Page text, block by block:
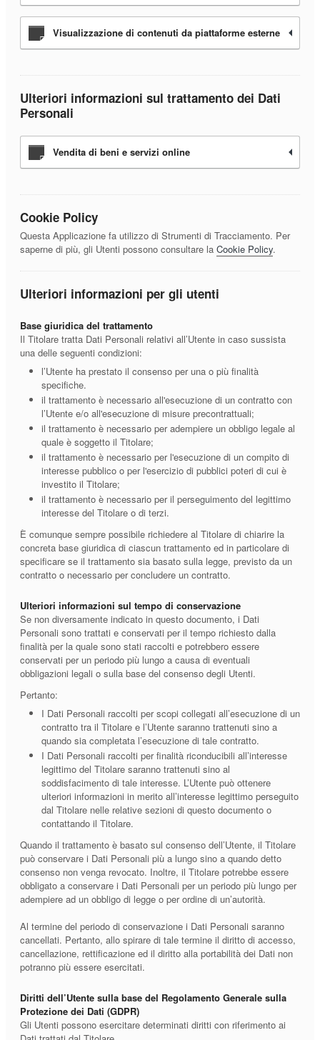
Visualizzazione di contenuti da piattaforme esterne
Ulteriori informazioni sul trattamento dei Dati
Personali
Vendita di beni e servizi online
Cookie Policy
Questa Applicazione fa utilizzo di Strumenti di Tracciamento. Per
saperne di più, gli Utenti possono consultare la Cookie Policy.
Ulteriori informazioni per gli utenti
Base giuridica del trattamento
Il Titolare tratta Dati Personali relativi all’Utente in caso sussista
una delle seguenti condizioni:
l’Utente ha prestato il consenso per una o più finalità
specifiche.
il trattamento è necessario all'esecuzione di un contratto con
l’Utente e/o all'esecuzione di misure precontrattuali;
il trattamento è necessario per adempiere un obbligo legale al
quale è soggetto il Titolare;
il trattamento è necessario per l'esecuzione di un compito di
interesse pubblico o per l'esercizio di pubblici poteri di cui è
investito il Titolare;
il trattamento è necessario per il perseguimento del legittimo
interesse del Titolare o di terzi.
È comunque sempre possibile richiedere al Titolare di chiarire la
concreta base giuridica di ciascun trattamento ed in particolare di
specificare se il trattamento sia basato sulla legge, previsto da un
contratto o necessario per concludere un contratto.
Ulteriori informazioni sul tempo di conservazione
Se non diversamente indicato in questo documento, i Dati
Personali sono trattati e conservati per il tempo richiesto dalla
finalità per la quale sono stati raccolti e potrebbero essere
conservati per un periodo più lungo a causa di eventuali
obbligazioni legali o sulla base del consenso degli Utenti.
Pertanto:
I Dati Personali raccolti per scopi collegati all’esecuzione di un
contratto tra il Titolare e l’Utente saranno trattenuti sino a
quando sia completata l’esecuzione di tale contratto.
I Dati Personali raccolti per finalità riconducibili all’interesse
legittimo del Titolare saranno trattenuti sino al
soddisfacimento di tale interesse. L’Utente può ottenere
ulteriori informazioni in merito all’interesse legittimo perseguito
dal Titolare nelle relative sezioni di questo documento o
contattando il Titolare.
Quando il trattamento è basato sul consenso dell’Utente, il Titolare
può conservare i Dati Personali più a lungo sino a quando detto
consenso non venga revocato. Inoltre, il Titolare potrebbe essere
obbligato a conservare i Dati Personali per un periodo più lungo per
adempiere ad un obbligo di legge o per ordine di un’autorità.
Al termine del periodo di conservazione i Dati Personali saranno
cancellati. Pertanto, allo spirare di tale termine il diritto di accesso,
cancellazione, rettificazione ed il diritto alla portabilità dei Dati non
potranno più essere esercitati.
Diritti dell’Utente sulla base del Regolamento Generale sulla
Protezione dei Dati (GDPR)
Gli Utenti possono esercitare determinati diritti con riferimento ai